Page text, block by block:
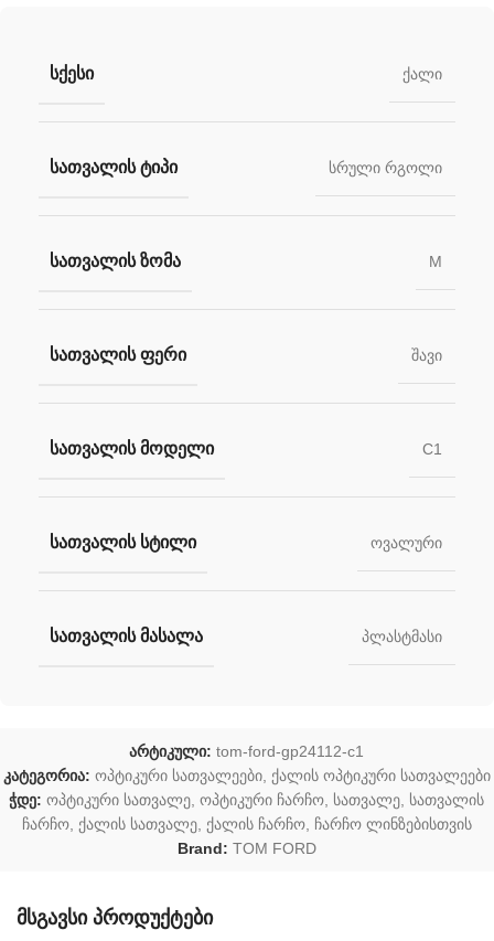
ᲡᲥᲔᲡᲘ ქალი
ᲡᲐᲗᲕᲐᲚᲘᲡ ᲢᲘᲞᲘ სრული რგოლი
ᲡᲐᲗᲕᲐᲚᲘᲡ ᲖᲝᲛᲐ M
ᲡᲐᲗᲕᲐᲚᲘᲡ ᲤᲔᲠᲘ შავი
ᲡᲐᲗᲕᲐᲚᲘᲡ ᲛᲝᲓᲔᲚᲘ C1
ᲡᲐᲗᲕᲐᲚᲘᲡ ᲡᲢᲘᲚᲘ ოვალური
ᲡᲐᲗᲕᲐᲚᲘᲡ ᲛᲐᲡᲐᲚᲐ პლასტმასი
არტიკული:tom-ford-gp24112-c1
კატეგორია: ოპტიკური სათვალეები, ქალის ოპტიკური სათვალეები
ჭდე: ოპტიკური სათვალე, ოპტიკური ჩარჩო, სათვალე, სათვალის
ჩარჩო, ქალის სათვალე, ქალის ჩარჩო, ჩარჩო ლინზებისთვის
Brand: TOM FORD
მსგავსი პროდუქტები